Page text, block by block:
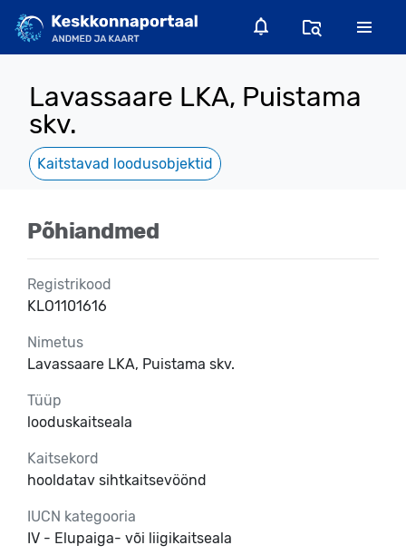
Lavassaare LKA, Puistama
skv.
Kaitstavad loodusobjektid
Põhiandmed
Registrikood
KLO1101616
Nimetus
Lavassaare LKA, Puistama skv.
Tüüp
looduskaitseala
Kaitsekord
hooldatav sihtkaitsevöönd
IUCN kategooria
IV - Elupaiga- või liigikaitseala